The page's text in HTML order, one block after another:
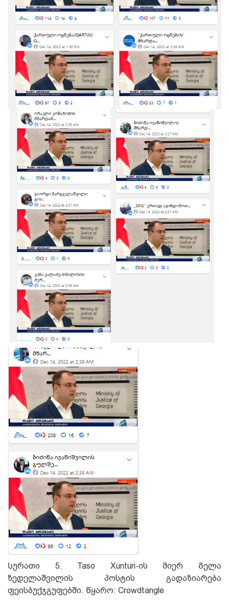
Სურათი 5. Taso Xunturi-ის მიერ Გელა
ზედელაშვილის პოსტის გადაზიარება
ფეისბუქჯგუფებში. Წყარო: Crowdtangle